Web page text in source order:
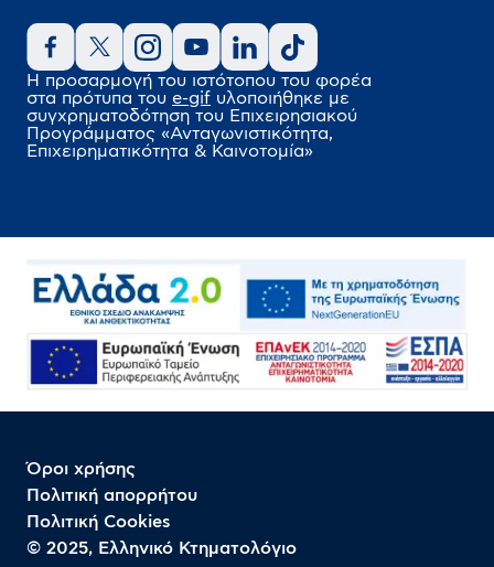
Η προσαρμογή του ιστότοπου του φορέα
στα πρότυπα του e-gif υλοποιήθηκε με
συγχρηματοδότηση του Επιχειρησιακού
Προγράμματος «Ανταγωνιστικότητα,
Επιχειρηματικότητα & Καινοτομία»
Όροι χρήσης
Πολιτική απορρήτου
Πολιτική Cookies
© 2025, Ελληνικό Κτηματολόγιο